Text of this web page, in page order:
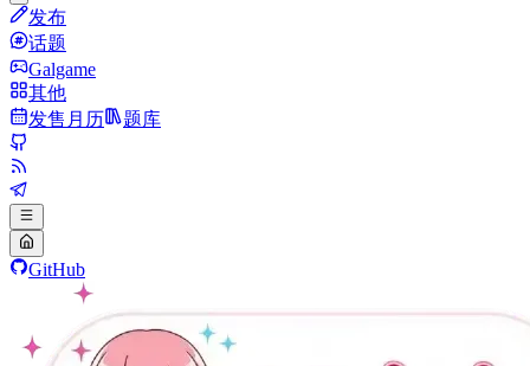
发布
话题
Galgame
其他
发售月历
题库
GitHub